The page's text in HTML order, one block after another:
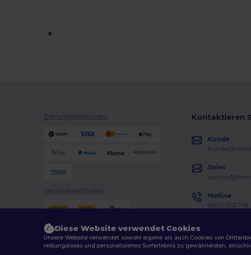
Zahlungsmethoden
Versandmethoden
Kontaktieren
Kunde
Sales
Hotline
0800 002 718
Diese Website verwendet Cookies
Unsere Website verwendet sowohl eigene als auch Cookies von
reibungsloses und personalisiertes Surferlebnis zu gewährleisten,